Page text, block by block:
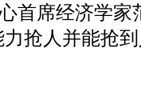
首席经济学
力抢人并能抢